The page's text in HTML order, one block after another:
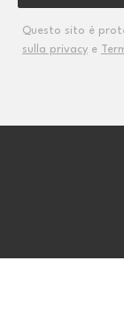
Questo sito è
sulla privacy e